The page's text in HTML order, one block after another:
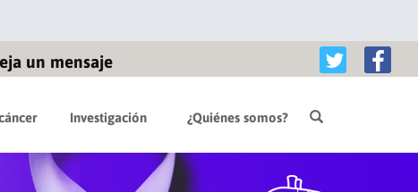
un mensaje
Investigación ¿Quiénes somos?